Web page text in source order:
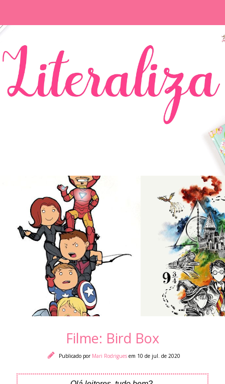
Filme: Bird Box
Publicado por Mari Rodrigues em 10 de jul. de 2020